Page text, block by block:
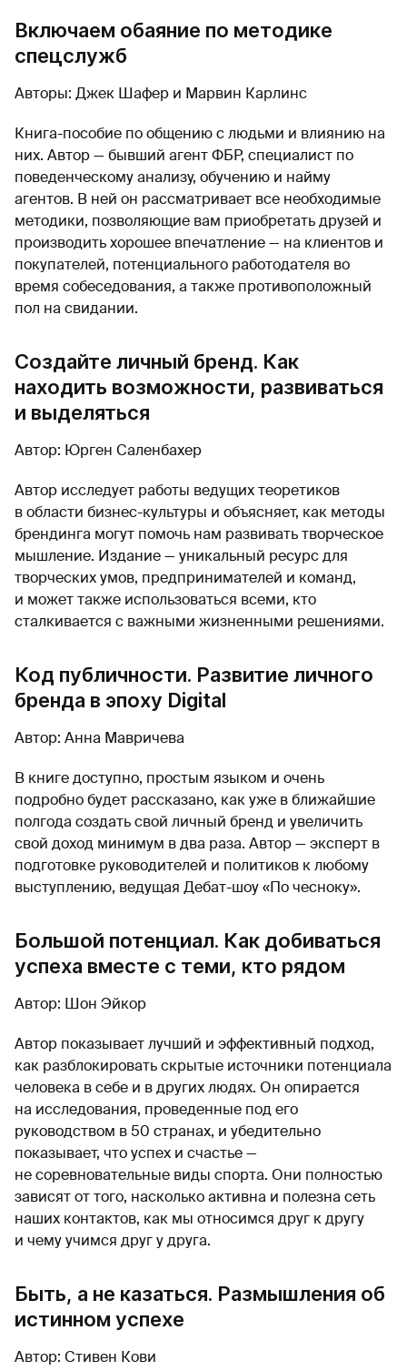
Включаем обаяние по методике
спецслужб
Авторы: Джек Шафер и Марвин Карлинс
Книга-пособие по общению с людьми и влиянию на
них. Автор — бывший агент ФБР, специалист по
поведенческому анализу, обучению и найму
агентов. В ней он рассматривает все необходимые
методики, позволяющие вам приобретать друзей и
производить хорошее впечатление — на клиентов и
покупателей, потенциального работодателя во
время собеседования, а также противоположный
пол на свидании.
Создайте личный бренд. Как
находить возможности, развиваться
и выделяться
Автор: Юрген Саленбахер
Автор исследует работы ведущих теоретиков
в области бизнес-культуры и объясняет, как методы
брендинга могут помочь нам развивать творческое
мышление. Издание — уникальный ресурс для
творческих умов, предпринимателей и команд,
и может также использоваться всеми, кто
сталкивается с важными жизненными решениями.
Код публичности. Развитие личного
бренда в эпоху Digital
Автор: Анна Мавричева
В книге доступно, простым языком и очень
подробно будет рассказано, как уже в ближайшие
полгода создать свой личный бренд и увеличить
свой доход минимум в два раза. Автор — эксперт в
подготовке руководителей и политиков к любому
выступлению, ведущая Дебат-шоу «По чесноку».
Большой потенциал. Как добиваться
успеха вместе с теми, кто рядом
Автор: Шон Эйкор
Автор показывает лучший и эффективный подход,
как разблокировать скрытые источники потенциала
человека в себе и в других людях. Он опирается
на исследования, проведенные под его
руководством в 50 странах, и убедительно
показывает, что успех и счастье —
не соревновательные виды спорта. Они полностью
зависят от того, насколько активна и полезна сеть
наших контактов, как мы относимся друг к другу
и чему учимся друг у друга.
Быть, а не казаться. Размышления об
истинном успехе
Автор: Стивен Кови